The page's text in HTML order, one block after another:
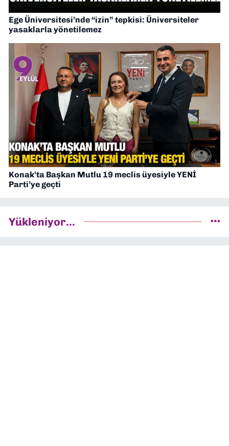
Ege Üniversitesi’nde “izin” tepkisi: Üniversiteler
yasaklarla yönetilemez
Konak’ta Başkan Mutlu 19 meclis üyesiyle YENİ
Parti’ye geçti
Yükleniyor...